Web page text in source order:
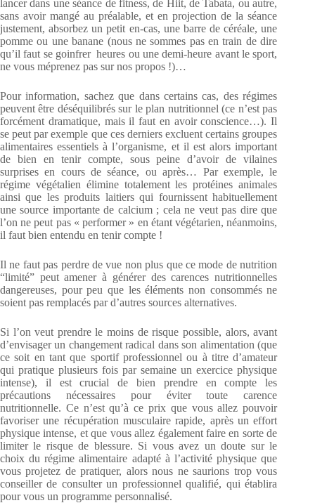
lancer dans une séance de fitness, de Hiit, de Tabata, ou autre,
sans avoir mangé au préalable, et en projection de la séance
justement, absorbez un petit en-cas, une barre de céréale, une
pomme ou une banane (nous ne sommes pas en train de dire
qu’il faut se goinfrer heures ou une demi-heure avant le sport,
ne vous méprenez pas sur nos propos !)…
Pour information, sachez que dans certains cas, des régimes
peuvent être déséquilibrés sur le plan nutritionnel (ce n’est pas
forcément dramatique, mais il faut en avoir conscience…). Il
se peut par exemple que ces derniers excluent certains groupes
alimentaires essentiels à l’organisme, et il est alors important
de bien en tenir compte, sous peine d’avoir de vilaines
surprises en cours de séance, ou après… Par exemple, le
régime végétalien élimine totalement les protéines animales
ainsi que les produits laitiers qui fournissent habituellement
une source importante de calcium ; cela ne veut pas dire que
l’on ne peut pas « performer » en étant végétarien, néanmoins,
il faut bien entendu en tenir compte !
Il ne faut pas perdre de vue non plus que ce mode de nutrition
“limité” peut amener à générer des carences nutritionnelles
dangereuses, pour peu que les éléments non consommés ne
soient pas remplacés par d’autres sources alternatives.
Si l’on veut prendre le moins de risque possible, alors, avant
d’envisager un changement radical dans son alimentation (que
ce soit en tant que sportif professionnel ou à titre d’amateur
qui pratique plusieurs fois par semaine un exercice physique
intense), il est crucial de bien prendre en compte les
précautions nécessaires pour éviter toute carence
nutritionnelle. Ce n’est qu’à ce prix que vous allez pouvoir
favoriser une récupération musculaire rapide, après un effort
physique intense, et que vous allez également faire en sorte de
limiter le risque de blessure. Si vous avez un doute sur le
choix du régime alimentaire adapté à l’activité physique que
vous projetez de pratiquer, alors nous ne saurions trop vous
conseiller de consulter un professionnel qualifié, qui établira
pour vous un programme personnalisé.